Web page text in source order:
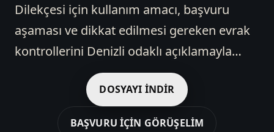
Dilekçesi için kullanım amacı, başvuru
aşaması ve dikkat edilmesi gereken evrak
kontrollerini Denizli odaklı açıklamayla…
DOSYAYI İNDIR
BAŞVURU İÇIN GÖRÜŞELIM